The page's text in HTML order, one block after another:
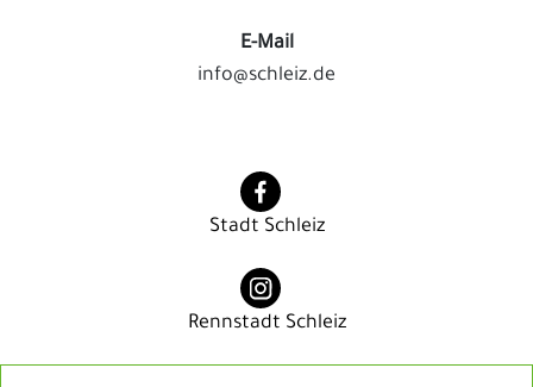
E-Mail
info@schleiz.de
Stadt Schleiz
Rennstadt Schleiz